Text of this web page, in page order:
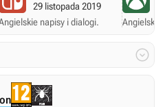
29 listopada 2019
napisy i dialogi.
Angielskie
